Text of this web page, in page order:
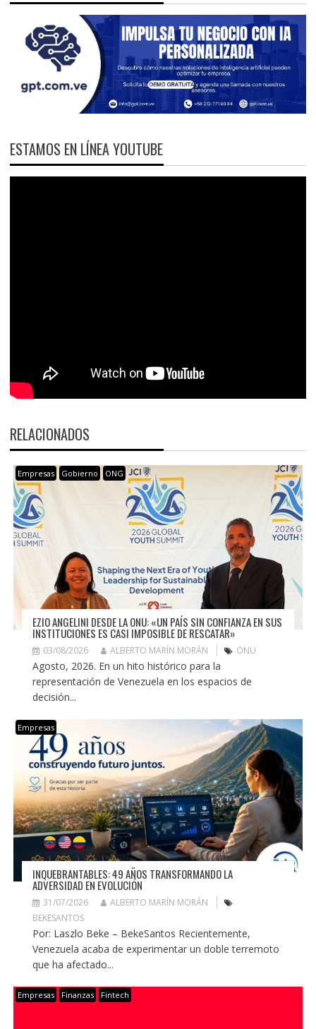
ESTAMOS EN LÍNEA YOUTUBE
RELACIONADOS
Empresas Gobierno ONG
EZIO ANGELINI DESDE LA ONU: «UN PAÍS SIN CONFIANZA EN SUS
INSTITUCIONES ES CASI IMPOSIBLE DE RESCATAR»
03/08/2026 ALBERTO MARÍN MORÁN ONU
Agosto, 2026. En un hito histórico para la
representación de Venezuela en los espacios de
decisión...
Empresas
INQUEBRANTABLES: 49 AÑOS TRANSFORMANDO LA
ADVERSIDAD EN EVOLUCIÓN
31/07/2026
ALBERTO MARÍN MORÁN
BEKESANTOS
Por: Laszlo Beke – BekeSantos Recientemente,
Venezuela acaba de experimentar un doble terremoto
que ha afectado...
Empresas Finanzas Fintech